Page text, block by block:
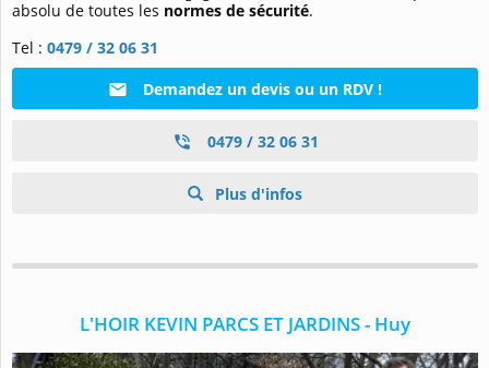
absolu de toutes les normes de sécurité.
Tel : 0479 / 32 06 31
Demandez un devis ou un RDV !
0479 / 32 06 31
Plus d'infos
L'HOIR KEVIN PARCS ET JARDINS - Huy